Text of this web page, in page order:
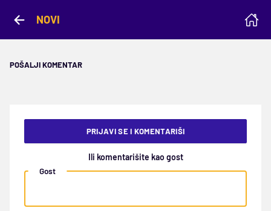
NOVI
POŠALJI KOMENTAR
PRIJAVI SE I KOMENTARIŠI
Ili komentarišite kao gost
Gost